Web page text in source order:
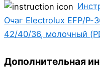
Очаг Electrolux EFP/P-
42/40/36, молочный
Дополнительная